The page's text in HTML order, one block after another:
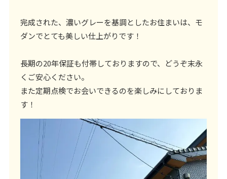
完成された、濃いグレーを基調としたお住まいは、モ
ダンでとても美しい仕上がりです！
長期の20年保証も付帯しておりますので、どうぞ末永
くご安心ください。
また定期点検でお会いできるのを楽しみにしておりま
す！